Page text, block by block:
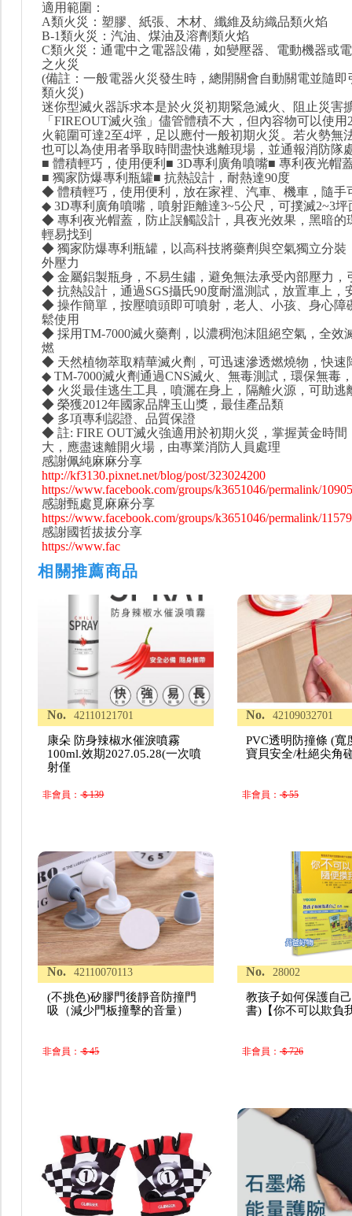
適用範圍：
A類火災：塑膠、紙張、木材、纖維及紡織品類火焰
B-1類火災：汽油、煤油及溶劑類火焰
C類火災：通電中之電器設備，如變壓器、電動機器或
之火災
(備註：一般電器火災發生時，總開關會自動關電並隨即
類火災)
迷你型滅火器訴求本是於火災初期緊急滅火、阻止災害
「FIREOUT滅火強」儘管體積不大，但內容物可以使用
火範圍可達2至4坪，足以應付一般初期火災。若火勢無
也可以為使用者爭取時間盡快逃離現場，並通報消防隊
■ 體積輕巧，使用便利■ 3D專利廣角噴嘴■ 專利夜光帽
■ 獨家防爆專利瓶罐■ 抗熱設計，耐熱達90度
◆ 體積輕巧，使用便利，放在家裡、汽車、機車，隨手
◆ 3D專利廣角噴嘴，噴射距離達3~5公尺，可撲滅2~3坪
◆ 專利夜光帽蓋，防止誤觸設計，具夜光效果，黑暗的
輕易找到
◆ 獨家防爆專利瓶罐，以高科技將藥劑與空氣獨立分裝
外壓力
◆ 金屬鋁製瓶身，不易生鏽，避免無法承受內部壓力，
◆ 抗熱設計，通過SGS攝氏90度耐溫測試，放置車上，
◆ 操作簡單，按壓噴頭即可噴射，老人、小孩、身心障
鬆使用
◆ 採用TM-7000滅火藥劑，以濃稠泡沫阻絕空氣，全效
燃
◆ 天然植物萃取精華滅火劑，可迅速滲透燃燒物，快速
◆ TM-7000滅火劑通過CNS滅火、無毒測試，環保無毒
◆ 火災最佳逃生工具，噴灑在身上，隔離火源，可助逃
◆ 榮獲2012年國家品牌玉山獎，最佳產品類
◆ 多項專利認證、品質保證
◆ 註: FIRE OUT滅火強適用於初期火災，掌握黃金時間
大，應盡速離開火場，由專業消防人員處理
感謝佩純麻麻分享
http://kf3130.pixnet.net/blog/post/323024200
https://www.facebook.com/groups/k3651046/permalink/
感謝甄處覓麻麻分享
https://www.facebook.com/groups/k3651046/permalink/
感謝國哲拔拔分享
https://www.fac
相關推薦商品
No. 42110121701
康朵 防身辣椒水催淚噴霧
100ml.效期2027.05.28(一次噴
射僅
非會員：＄139
No. 42109032701
PVC透明防撞條 (寬
寶貝安全/杜絕尖角
非會員： ＄55
No. 42110070113
(不挑色)矽膠門後靜音防撞門
吸（減少門板撞擊的音量）
非會員：＄45
No. 28002
教孩子如何保護自
書)【你不可以欺負
非會員： ＄726